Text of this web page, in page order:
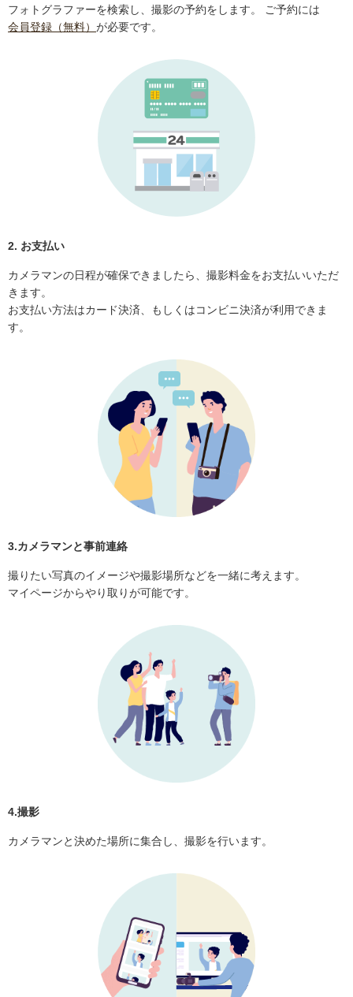
フォトグラファーを検索し、撮影の予約をします。 ご予約には
会員登録（無料） が必要です。
2. お支払い
カメラマンの日程が確保できましたら、撮影料金をお支払いいただ
きます。
お支払い方法はカード決済、もしくはコンビニ決済が利用できま
す。
3.カメラマンと事前連絡
撮りたい写真のイメージや撮影場所などを一緒に考えます。
マイページからやり取りが可能です。
4.撮影
カメラマンと決めた場所に集合し、撮影を行います。